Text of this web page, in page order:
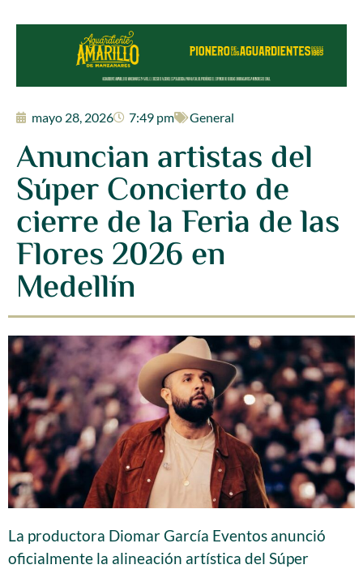
mayo 28, 2026 7:49 pm General
Anuncian artistas del
Súper Concierto de
cierre de la Feria de las
Flores 2026 en
Medellín
La productora Diomar García Eventos anunció
oficialmente la alineación artística del Súper